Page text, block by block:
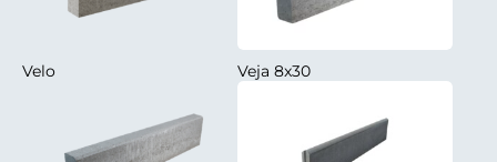
Velo Veja 8x30